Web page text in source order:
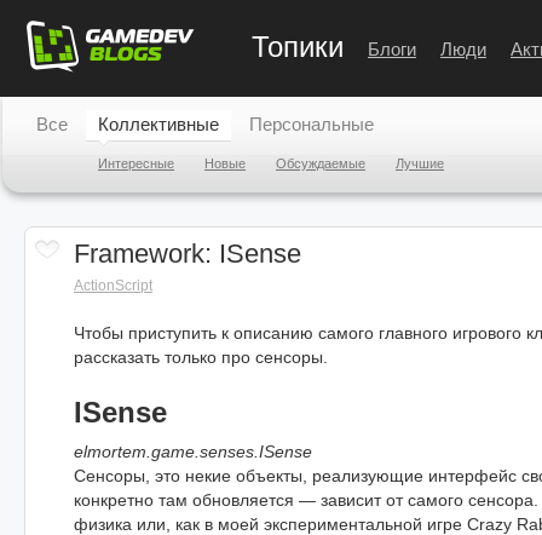
Топики Блоги Люди
Все Коллективные
Интересные Новые Обсуждаемые Лучшие
Персональные
Framework: ISense
ActionScript
Чтобы приступить к описанию самого главного игрового
рассказать только про сенсоры.
ISense
elmortem.game.senses.ISense
Сенсоры, это некие объекты, реализующие интерфейс
конкретно там обновляется — зависит от самого
физика или, как в моей экспериментальной игре Crazy